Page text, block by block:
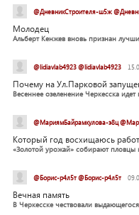
@ДневникСтроителя-ш5ж
Молодец
Альберт Кенжев вновь признан
@lidiavlab4923 @lidiavlab4923
Почему на Ул.Парковой
Весеннее озеленение Черкесска
@МариямБайрамкулова-э8ц
Который год восхищаюсь
«Золотой урожай» собирают пловцы
@Борис-р4л5т @Борис-р4л5т
Вечная память
В Черкесске чествовали